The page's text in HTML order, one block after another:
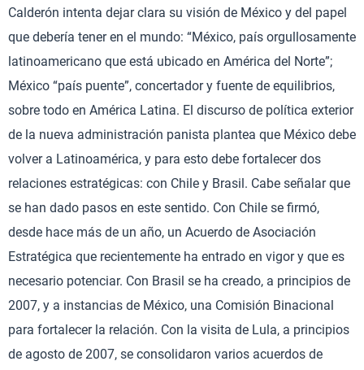
Calderón intenta dejar clara su visión de México y del papel
que debería tener en el mundo: “México, país orgullosamente
latinoamericano que está ubicado en América del Norte”;
México “país puente”, concertador y fuente de equilibrios,
sobre todo en América Latina. El discurso de política exterior
de la nueva administración panista plantea que México debe
volver a Latinoamérica, y para esto debe fortalecer dos
relaciones estratégicas: con Chile y Brasil. Cabe señalar que
se han dado pasos en este sentido. Con Chile se firmó,
desde hace más de un año, un Acuerdo de Asociación
Estratégica que recientemente ha entrado en vigor y que es
necesario potenciar. Con Brasil se ha creado, a principios de
2007, y a instancias de México, una Comisión Binacional
para fortalecer la relación. Con la visita de Lula, a principios
de agosto de 2007, se consolidaron varios acuerdos de